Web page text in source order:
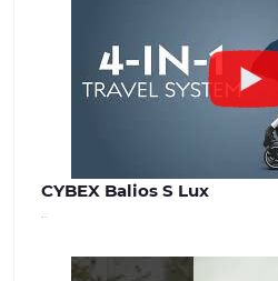
CYBEX Balios S Lux